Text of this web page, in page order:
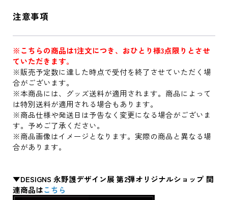
注意事項
※こちらの商品は1注文につき、おひとり様3点限りとさせ
ていただきます。
※販売予定数に達した時点で受付を終了させていただく場
合がございます。
※本商品には、グッズ送料が適用されます。商品によって
は特別送料が適用される場合もあります。
※商品仕様や発送日は予告なく変更になる場合がございま
す。予めご了承ください。
※商品画像はイメージとなります。実際の商品と異なる場
合があります。
▼DESIGNS 永野護デザイン展 第2弾オリジナルショップ 関
連商品はこちら